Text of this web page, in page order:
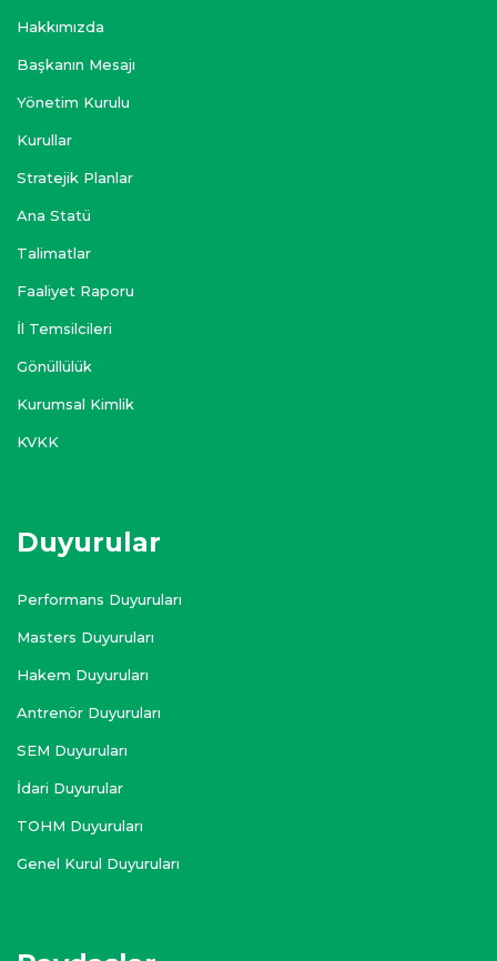
Hakkımızda
Başkanın Mesajı
Yönetim Kurulu
Kurullar
Stratejik Planlar
Ana Statü
Talimatlar
Faaliyet Raporu
İl Temsilcileri
Gönüllülük
Kurumsal Kimlik
KVKK
Duyurular
Performans Duyuruları
Masters Duyuruları
Hakem Duyuruları
Antrenör Duyuruları
SEM Duyuruları
İdari Duyurular
TOHM Duyuruları
Genel Kurul Duyuruları